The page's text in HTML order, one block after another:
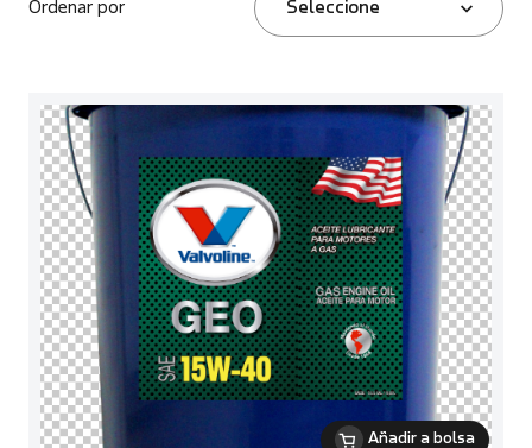
Ordenar por Seleccione
Añadir a bolsa